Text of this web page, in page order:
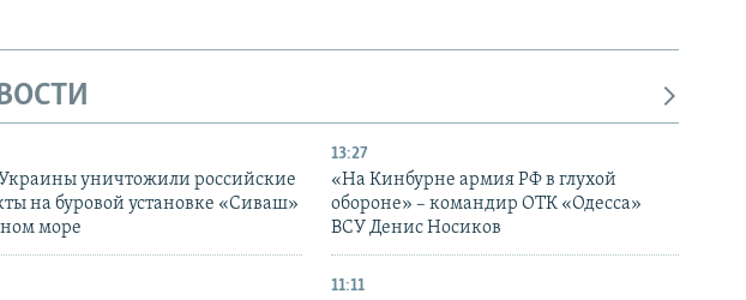
уничтожили российские
на буровой установке «Сиваш»
море
13:27
«На Кинбурне армия РФ в глухой
обороне» – командир ОТК «Одесса»
ВСУ Денис Носиков
11:11